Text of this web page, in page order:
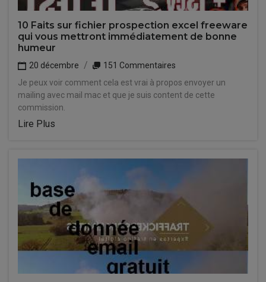
10 Faits sur fichier prospection excel freeware
qui vous mettront immédiatement de bonne
humeur
20 décembre
151 Commentaires
Je peux voir comment cela est vrai à propos envoyer un
mailing avec mail mac et que je suis content de cette
commission.
Lire Plus